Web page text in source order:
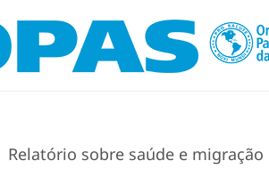
Relatório sobre saúde e